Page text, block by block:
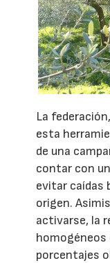
La
esta
de una
contar con
evitar caídas
origen.
activarse, la
homogéneos
porcentajes